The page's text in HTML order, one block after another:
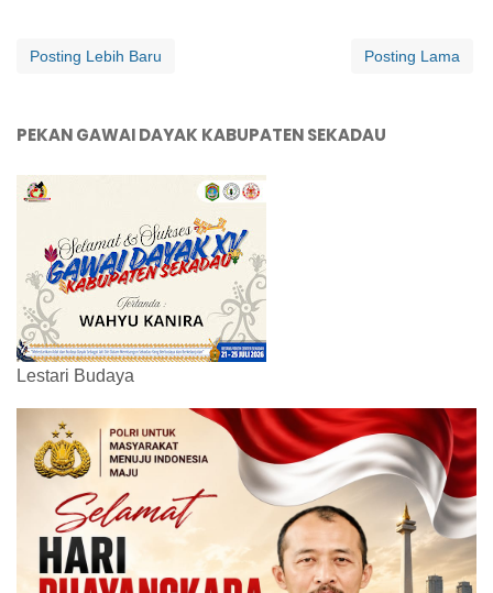
Posting Lebih Baru Posting Lama
PEKAN GAWAI DAYAK KABUPATEN SEKADAU
Lestari Budaya